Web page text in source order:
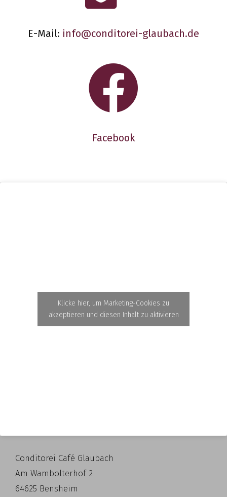
E-Mail: info@conditorei-glaubach.de
Facebook
Klicke hier, um Marketing-Cookies zu
akzeptieren und diesen Inhalt zu aktivieren
Conditorei Café Glaubach
Am Wambolterhof 2
64625 Bensheim